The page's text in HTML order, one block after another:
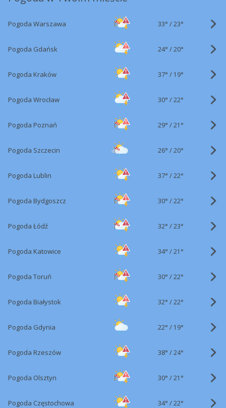
Pogoda Warszawa 33° /23°
Pogoda Gdańsk 24° /20°
Pogoda Kraków 37° / 19°
Pogoda Wrocław 30° /22°
Pogoda Poznań 29° /21°
Pogoda Szczecin 26° /20°
Pogoda Lublin 37° /22°
Pogoda Bydgoszcz 30° /22°
Pogoda Łódź 32° /23°
Pogoda Katowice 34° /21°
Pogoda Toruń 30° /22°
Pogoda Białystok 32° /22°
Pogoda Gdynia 22° / 19°
Pogoda Rzeszów 38° /24°
Pogoda Olsztyn 30° /21°
Pogoda Częstochowa 34° /22°